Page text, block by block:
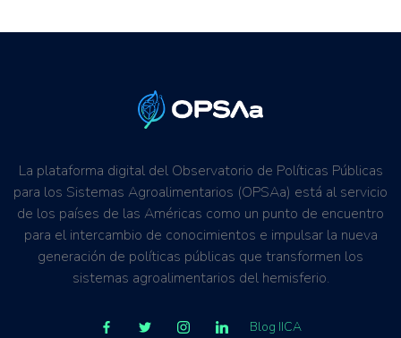
La plataforma digital del Observatorio de Políticas Públicas
para los Sistemas Agroalimentarios (OPSAa) está al servicio
de los países de las Américas como un punto de encuentro
para el intercambio de conocimientos e impulsar la nueva
generación de políticas públicas que transformen los
sistemas agroalimentarios del hemisferio.
Blog IICA